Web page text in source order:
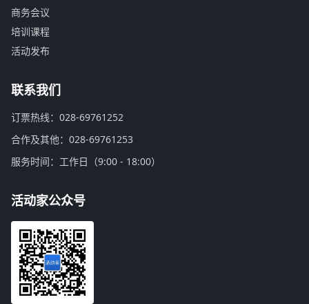
商务会议
培训课程
活动发布
联系我们
订票热线：028-69761252
合作及其他：028-69761253
服务时间：工作日（9:00 - 18:00）
活动家公众号